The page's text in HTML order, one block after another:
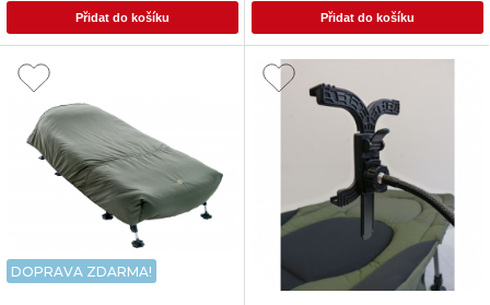
Přidat do košíku Přidat do košíku
DOPRAVA ZDARMA!